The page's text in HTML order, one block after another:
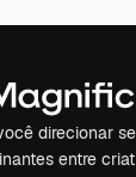
direcionar
entre